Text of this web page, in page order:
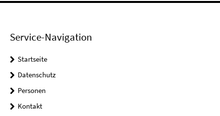
Service-Navigation
Startseite
Datenschutz
Personen
Kontakt